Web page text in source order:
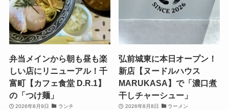
弁当メインから朝も昼も楽
しい店にリニューアル！千
富町【カフェ食堂 D.R.1】
の「つけ麺」
2026年8月9日 ランチ
弘前城東に本日オープン！
新店【ヌードルハウス
MARUKASA】で「濃口煮
干しチャーシュー」
2026年8月8日 ラーメン